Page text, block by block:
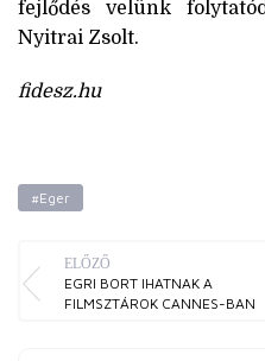
fejlődés velünk
Nyitrai Zsolt.
fidesz.hu
#Eger
ELŐZŐ
EGRI BORT IHATNAK A
FILMSZTÁROK CANNES-BAN